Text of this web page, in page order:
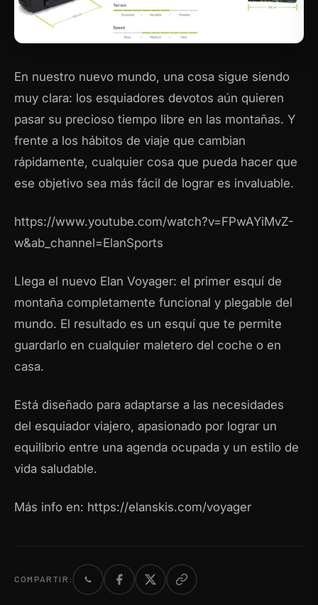
En nuestro nuevo mundo, una cosa sigue siendo
muy clara: los esquiadores devotos aún quieren
pasar su precioso tiempo libre en las montañas. Y
frente a los hábitos de viaje que cambian
rápidamente, cualquier cosa que pueda hacer que
ese objetivo sea más fácil de lograr es invaluable.
https://www.youtube.com/watch?v=FPwAYiMvZ-
w&ab_channel=ElanSports
Llega el nuevo Elan Voyager: el primer esquí de
montaña completamente funcional y plegable del
mundo. El resultado es un esquí que te permite
guardarlo en cualquier maletero del coche o en
casa.
Está diseñado para adaptarse a las necesidades
del esquiador viajero, apasionado por lograr un
equilibrio entre una agenda ocupada y un estilo de
vida saludable.
Más info en: https://elanskis.com/voyager
COMPARTIR: